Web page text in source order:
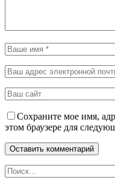
Сохраните мое имя,
этом браузере для